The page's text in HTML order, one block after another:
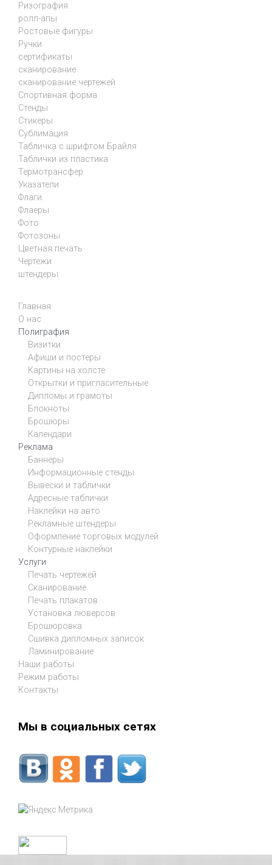
Ризография
ролл-апы
Ростовые фигуры
Ручки
сертификаты
сканирование
сканирование чертежей
Спортивная форма
Стенды
Стикеры
Сублимация
Табличка с шрифтом Брайля
Таблички из пластика
Термотрансфер
Указатели
Флаги
Флаеры
Фото
Фотозоны
Цветная печать
Чертежи
штендеры
Главная
О нас
Полиграфия
Визитки
Афиши и постеры
Картины на холсте
Открытки и пригласительные
Дипломы и грамоты
Блокноты
Брошюры
Календари
Реклама
Баннеры
Информационные стенды
Вывески и таблички
Адресные таблички
Наклейки на авто
Рекламные штендеры
Оформление торговых модулей
Контурные наклейки
Услуги
Печать чертежей
Сканирование
Печать плакатов
Установка люверсов
Брошюровка
Сшивка дипломных записок
Ламинирование
Наши работы
Режим работы
Контакты
Мы в социальных сетях